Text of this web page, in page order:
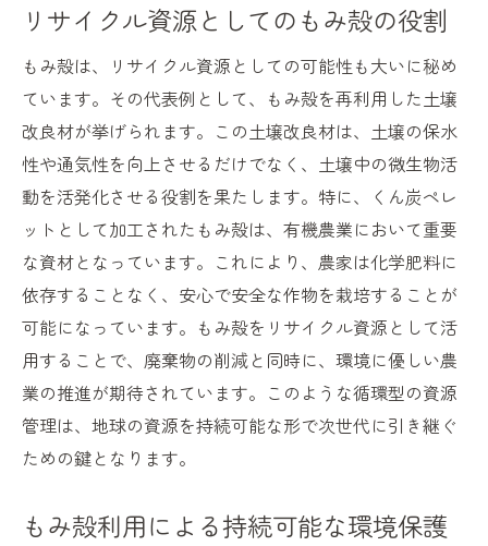
リサイクル資源としてのもみ殻の役割
もみ殻は、リサイクル資源としての可能性も大いに秘め
ています。その代表例として、もみ殻を再利用した土壌
改良材が挙げられます。この土壌改良材は、土壌の保水
性や通気性を向上させるだけでなく、土壌中の微生物活
動を活発化させる役割を果たします。特に、くん炭ペレ
ットとして加工されたもみ殻は、有機農業において重要
な資材となっています。これにより、農家は化学肥料に
依存することなく、安心で安全な作物を栽培することが
可能になっています。もみ殻をリサイクル資源として活
用することで、廃棄物の削減と同時に、環境に優しい農
業の推進が期待されています。このような循環型の資源
管理は、地球の資源を持続可能な形で次世代に引き継ぐ
ための鍵となります。
もみ殻利用による持続可能な環境保護